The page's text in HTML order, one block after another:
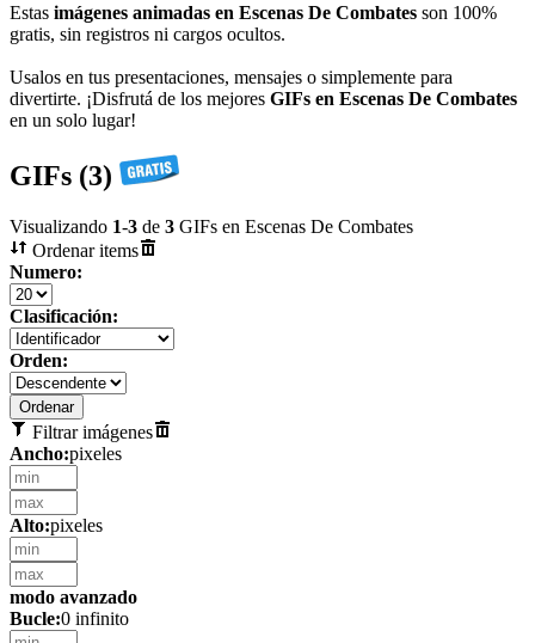
Estas imágenes animadas en Escenas De Combates son 100%
gratis, sin registros ni cargos ocultos.
Usalos en tus presentaciones, mensajes o simplemente para
divertirte. ¡Disfrutá de los mejores GIFs en Escenas De Combates
en un solo lugar!
GIFs (3)
Visualizando 1-3 de 3 GIFs en Escenas De Combates
Ordenar items
Numero:
Clasificación:
Orden:
Filtrar imágenes
Ancho:pixeles
Alto:pixeles
modo avanzado
Bucle:0 infinito